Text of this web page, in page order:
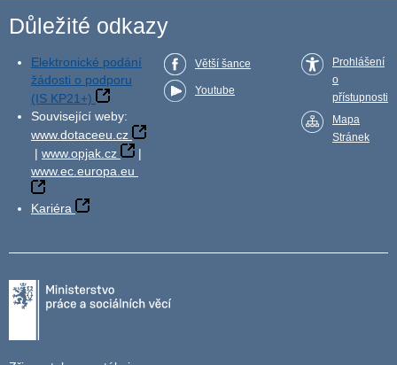
Důležité odkazy
Elektronické podání
žádosti o podporu
(IS KP21+)
Související weby:
www.dotaceeu.cz
| www.opjak.cz
|
www.ec.europa.eu
Kariéra
Větší šance
Youtube
Prohlášení
o
přístupnosti
Mapa
Stránek